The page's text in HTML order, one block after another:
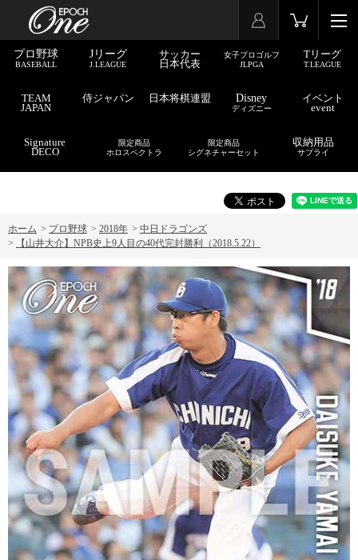
プロ野球
BASEBALL
Jリーグ
J.LEAGUE
サッカー
日本代表
女子プロゴルフ
JLPGA
Tリーグ
T.LEAGUE
TEAM
JAPAN
侍ジャパン 日本将棋連盟 Disney
ディズニー
イベント
event
Signature
DECO
限定商品
ホロスペクトラ
限定商品
シグネチャーセット
収納用品
サプライ
ホーム > プロ野球 > 2018年 > 中日ドラゴンズ
>
【山井大介】NPB史上9人目の40代完封勝利（2018.5.22）